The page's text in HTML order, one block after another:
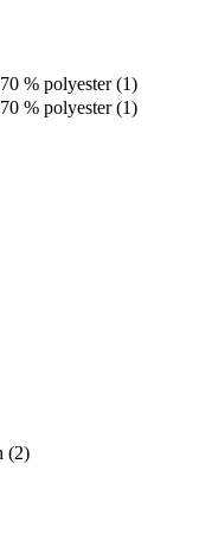
% polyester (1)
% polyester (1)
(2)